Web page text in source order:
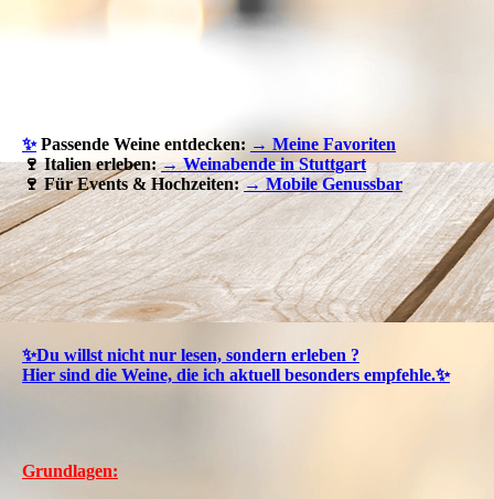
✨Passende Weine entdecken: → Meine Favoriten
🍷 Italien erleben:→ Weinabende in Stuttgart
🍷 Für Events & Hochzeiten:→ Mobile Genussbar
✨Du willst nicht nur lesen, sondern erleben ?
Hier sind die Weine, die ich aktuell besonders empfehle.✨
Grundlagen: